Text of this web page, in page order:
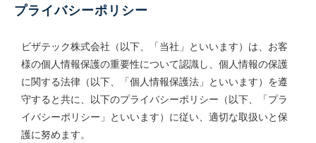
プライバシーポリシー
ビザテック株式会社（以下、「当社」といいます）は、お客
様の個人情報保護の重要性について認識し、個人情報の保護
に関する法律（以下、「個人情報保護法」といいます）を遵
守すると共に、以下のプライバシーポリシー（以下、「プラ
イバシーポリシー」といいます）に従い、適切な取扱いと保
護に努めます。